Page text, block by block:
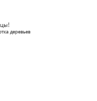
деревьев